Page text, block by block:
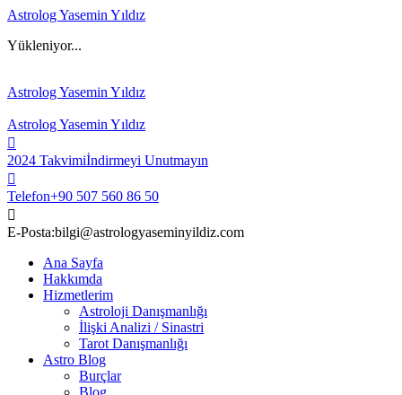
Astrolog Yasemin Yıldız
Yükleniyor...
Astrolog Yasemin Yıldız
Astrolog Yasemin Yıldız
2024 Takvimiİndirmeyi Unutmayın
Telefon+90 507 560 86 50
E-Posta:bilgi@astrologyaseminyildiz.com
Ana Sayfa
Hakkımda
Hizmetlerim
Astroloji Danışmanlığı
İlişki Analizi / Sinastri
Tarot Danışmanlığı
Astro Blog
Burçlar
Blog